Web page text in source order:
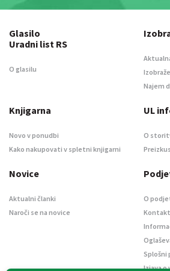
Glasilo
Uradni list RS
O glasilu
Najem
Knjigarna
Novo v ponudbi
Kako nakupovati v spletni knjigarni
UL
O
Novice
Aktualni članki
Naroči se na novice
O
Kontakt
Splošni
Izjava